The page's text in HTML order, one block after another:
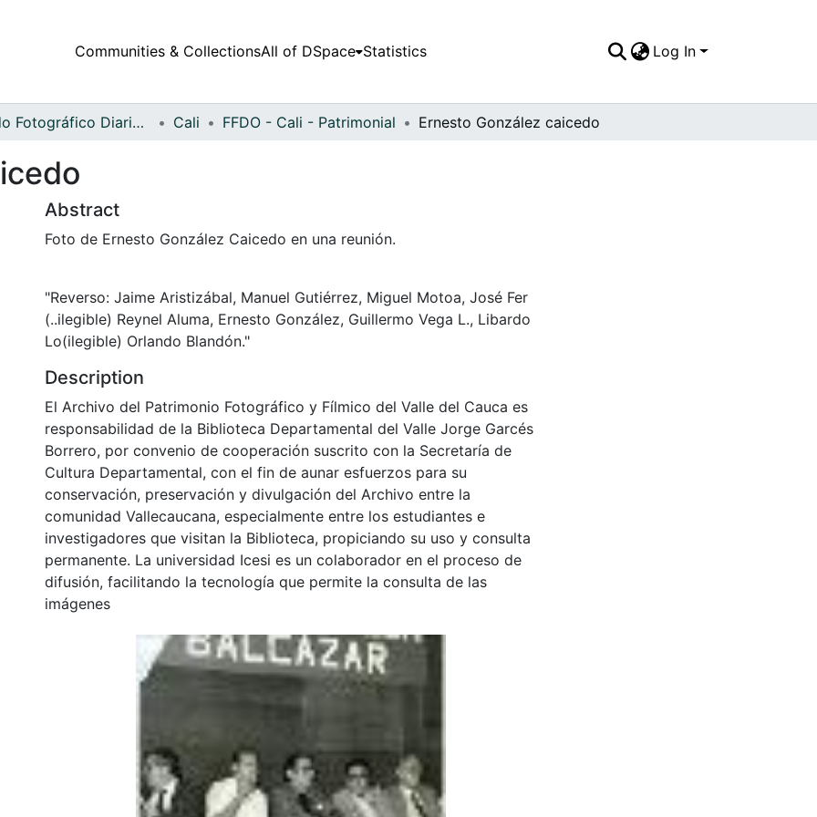
Communities & CollectionsAll of DSpace Statistics Log In
Fondo Fotográfico Diario Occidente Cali FFDO - Cali - Patrimonial Ernesto González caicedo
Abstract
Foto de Ernesto González Caicedo en una reunión.
"Reverso: Jaime Aristizábal, Manuel Gutiérrez, Miguel Motoa, José Fer
(..ilegible) Reynel Aluma, Ernesto González, Guillermo Vega L., Libardo
Lo(ilegible) Orlando Blandón."
Description
El Archivo del Patrimonio Fotográfico y Fílmico del Valle del Cauca es
responsabilidad de la Biblioteca Departamental del Valle Jorge Garcés
Borrero, por convenio de cooperación suscrito con la Secretaría de
Cultura Departamental, con el fin de aunar esfuerzos para su
conservación, preservación y divulgación del Archivo entre la
comunidad Vallecaucana, especialmente entre los estudiantes e
investigadores que visitan la Biblioteca, propiciando su uso y consulta
permanente. La universidad Icesi es un colaborador en el proceso de
difusión, facilitando la tecnología que permite la consulta de las
imágenes